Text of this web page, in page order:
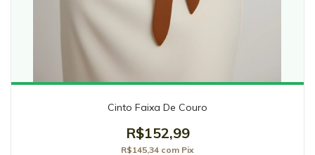
Cinto Faixa De Couro
R$152,99
R$145,34 com Pix